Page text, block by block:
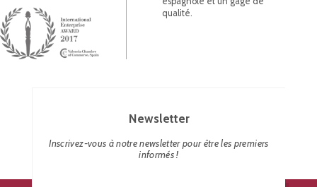
qualité.
Newsletter
Inscrivez-vous à notre newsletter pour être les premiers
informés !